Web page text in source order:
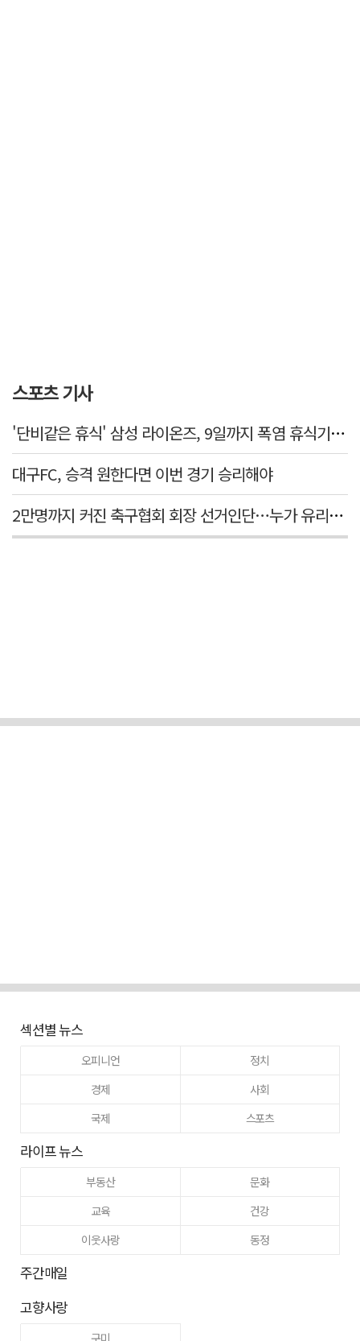
스포츠 기사
'단비같은 휴식' 삼성 라이온즈, 9일까지 폭염 휴식기에 재정비
대구FC, 승격 원한다면 이번 경기 승리해야
2만명까지 커진 축구협회 회장 선거인단…누가 유리할까
섹션별 뉴스
오피니언
정치
경제
사회
국제
스포츠
라이프 뉴스
부동산
문화
교육
건강
이웃사랑
동정
주간매일
고향사랑
구미